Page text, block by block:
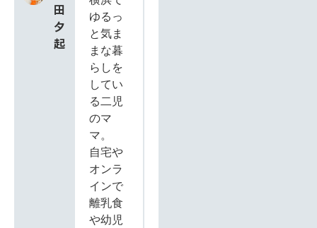
田
夕
起
ゆるっ
と気ま
まな暮
らしを
してい
る二児
のマ
マ。
自宅や
オンラ
インで
離乳食
や幼児